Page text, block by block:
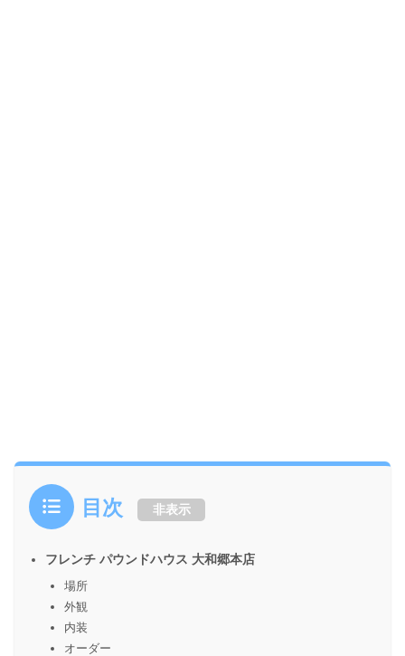
目次 非表示
フレンチ パウンドハウス 大和郷本店
場所
外観
内装
オーダー